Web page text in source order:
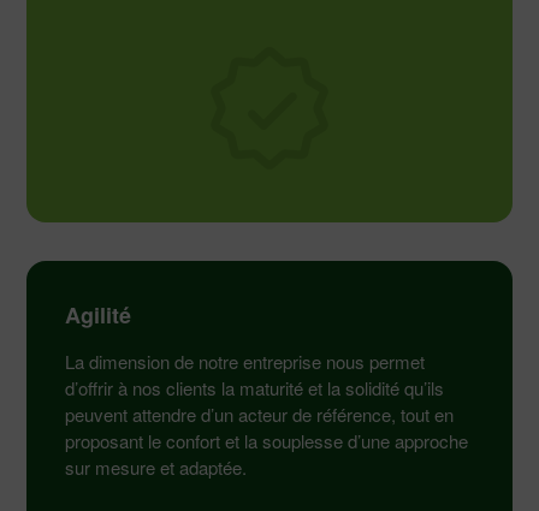
Agilité
La dimension de notre entreprise nous permet
d’offrir à nos clients la maturité et la solidité qu’ils
peuvent attendre d’un acteur de référence, tout en
proposant le confort et la souplesse d’une approche
sur mesure et adaptée.